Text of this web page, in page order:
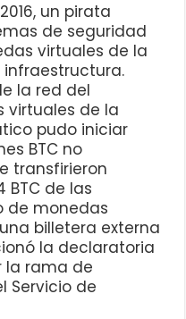
un pirata
de seguridad
virtuales de la
la red del
virtuales de la
pudo iniciar
BTC no
transfirieron
BTC de las
de monedas
billetera externa
la declaratoria
la rama de
Servicio de